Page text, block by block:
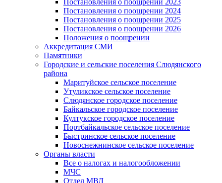
Постановления о поощрении 2023
Постановления о поощрении 2024
Постановления о поощрении 2025
Постановления о поощрении 2026
Положения о поощрении
Аккредитация СМИ
Памятники
Городские и сельские поселения Слюдянского
района
Маритуйское сельское поселение
Утуликское сельское поселение
Слюдянское городское поселение
Байкальское городское поселение
Култукское городское поселение
Портбайкальское сельское поселение
Быстринское сельское поселение
Новоснежнинское сельское поселение
Органы власти
Все о налогах и налогообложении
МЧС
Отдел МВД